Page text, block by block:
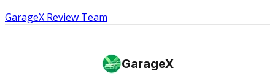
GarageX Review Team
GarageX